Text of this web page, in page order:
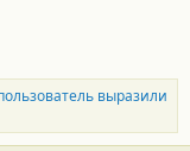
выразили